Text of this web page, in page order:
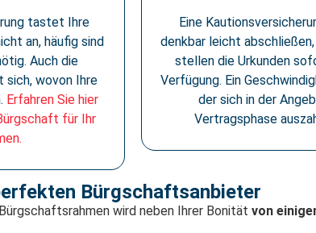
tastet Ihre
an, häufig sind
Auch die
sich, wovon Ihre
Erfahren Sie hier
für Ihr
Eine
denkbar leicht
stellen die Urkunden
Verfügung. Ein
der sich in der
Vertragsphase
Bürgschaftsanbieter
wird neben Ihrer Bonität von